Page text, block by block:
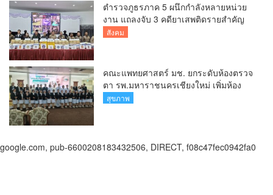
ตำรวจภูธรภาค 5 ผนึกกำลังหลายหน่วย
งาน แถลงจับ 3 คดียาเสพติดรายสำคัญ
ยึดยาบ้ากว่า 3.2 ล้านเม็ด เฮโรอีน 8.62
สังคม
คณะแพทยศาสตร์ มช. ยกระดับห้องตรวจ
ตา รพ.มหาราชนครเชียงใหม่ เพิ่มห้อง
ตรวจ-นำเทคโนโลยีทันสมัย รองรับผู้ป่วย
สุขภาพ
google.com, pub-6600208183432506, DIRECT, f08c47fec0942fa0